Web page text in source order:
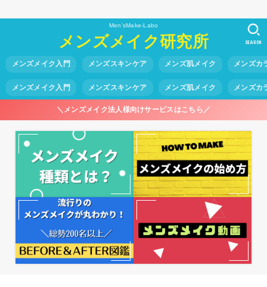
Men'sMake-Labo
メンズメイク研究所
メンズメイク入門 メンズスキンケア メンズ肌メイク メンズカ
メンズメイク入門 メンズスキンケア メンズ肌メイク メンズカ
SEARCH
＼メンズメイク法人様向けサービスはこちら／